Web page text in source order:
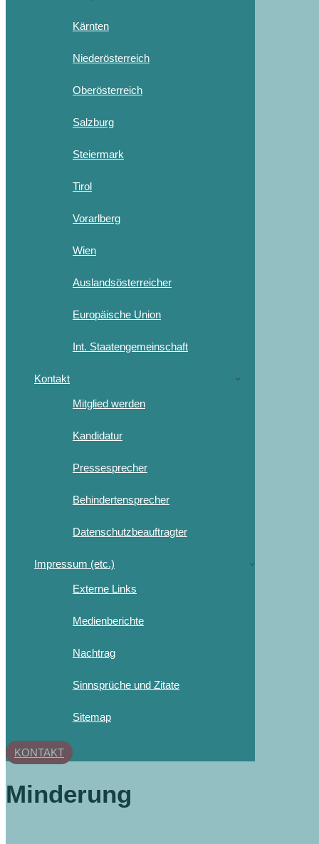
Kärnten
Niederösterreich
Oberösterreich
Salzburg
Steiermark
Tirol
Vorarlberg
Wien
Auslandsösterreicher
Europäische Union
Int. Staatengemeinschaft
Kontakt
Mitglied werden
Kandidatur
Pressesprecher
Behindertensprecher
Datenschutzbeauftragter
Impressum (etc.)
Externe Links
Medienberichte
Nachtrag
Sinnsprüche und Zitate
Sitemap
KONTAKT
Minderung